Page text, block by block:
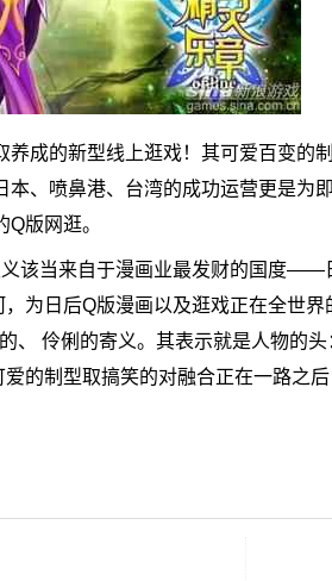
的新型线上逛戏！其可爱百变的
本、喷鼻港、台湾的成功运营更是为
版网逛。
当来自于漫画业最发财的国度――
为日后Q版漫画以及逛戏正在全世
、 伶俐的寄义。其表示就是人物的
的制型取搞笑的对融合正在一路之